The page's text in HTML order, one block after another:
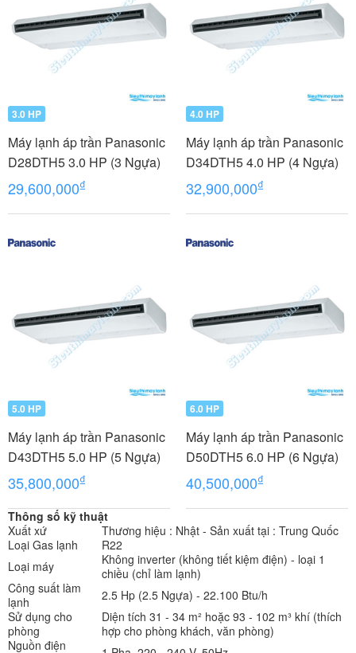
3.0 HP
Máy lạnh áp trần Panasonic
D28DTH5 3.0 HP (3 Ngựa)
29,600,000₫
4.0 HP
Máy lạnh áp trần Panasonic
D34DTH5 4.0 HP (4 Ngựa)
32,900,000₫
5.0 HP
Máy lạnh áp trần Panasonic
D43DTH5 5.0 HP (5 Ngựa)
35,800,000₫
6.0 HP
Máy lạnh áp trần Panasonic
D50DTH5 6.0 HP (6 Ngựa)
40,500,000₫
Thông số kỹ thuật
Xuất xứ
Thương hiệu : Nhật - Sản xuất tại : Trung Quốc
Loại Gas lạnh
R22
Loại máy
Không inverter (không tiết kiệm điện) - loại 1
chiều (chỉ làm lạnh)
Công suất làm
lạnh
2.5 Hp (2.5 Ngựa) - 22.100 Btu/h
Sử dụng cho
phòng
Diện tích 31 - 34 m² hoặc 93 - 102 m³ khí (thích
hợp cho phòng khách, văn phòng)
Nguồn điện